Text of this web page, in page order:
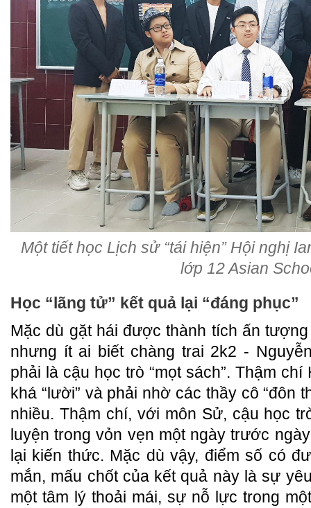
Một tiết học Lịch sử “tái hiện” Hội nghị
lớp 12 Asian
Học “lãng tử” kết quả lại “đáng phục”
Mặc dù gặt hái được thành tích ấn
nhưng ít ai biết chàng trai 2k2 -
phải là cậu học trò “mọt sách”. Thậm
khá “lười” và phải nhờ các thầy cô “đôn
nhiều. Thậm chí, với môn Sử, cậu học
luyện trong vỏn vẹn một ngày trước
lại kiến thức. Mặc dù vậy, điểm số có
mắn, mấu chốt của kết quả này là sự
một tâm lý thoải mái, sự nỗ lực trong